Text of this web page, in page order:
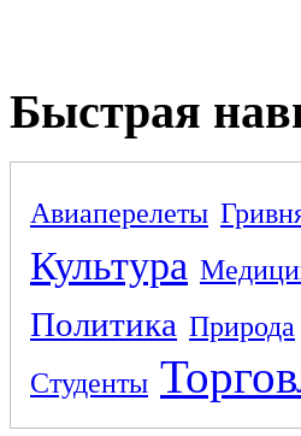
Быстрая
Авиаперелеты
Культура
Политика Природа
Студенты